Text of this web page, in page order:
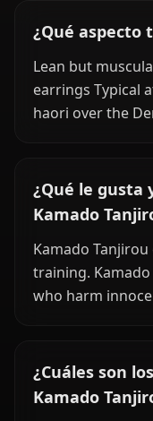
¿Qué aspecto
Lean but
earrings Typical
haori over the
¿Qué le gusta
Kamado
Kamado
training.
who harm
¿Cuáles son
Kamado